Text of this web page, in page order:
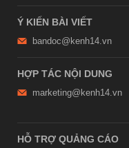
Ý KIẾN BÀI VIẾT
bandoc@kenh14.vn
HỢP TÁC NỘI DUNG
marketing@kenh14.vn
HỖ TRỢ QUẢNG CÁO